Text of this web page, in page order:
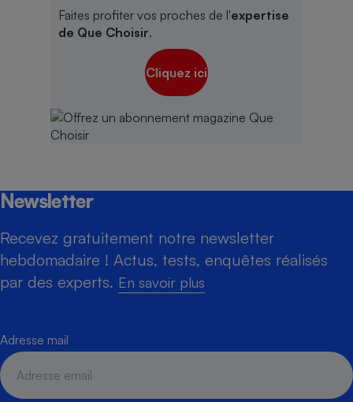
Faites profiter vos proches de l'expertise
de Que Choisir.
Cliquez ici
Newsletter
Recevez gratuitement notre newsletter
hebdomadaire ! Actus, tests, enquêtes réalisés
par des experts. En savoir plus
Adresse mail